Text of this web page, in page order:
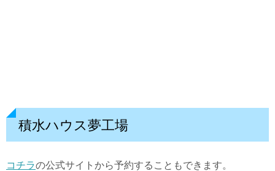
積水ハウス夢工場
コチラの公式サイトから予約することもできます。